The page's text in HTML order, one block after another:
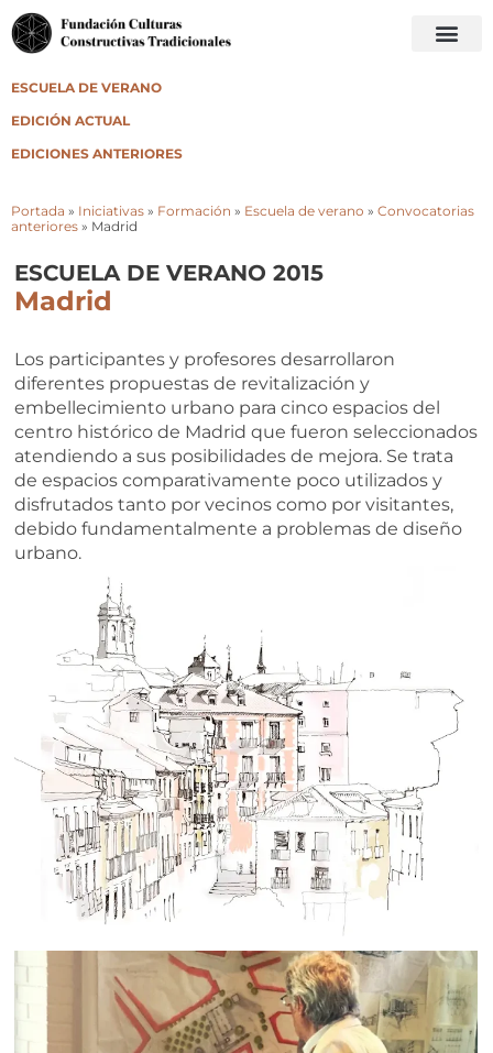
ESCUELA DE VERANO
EDICIÓN ACTUAL
EDICIONES ANTERIORES
Portada » Iniciativas » Formación » Escuela de verano » Convocatorias
anteriores » Madrid
ESCUELA DE VERANO 2015
Madrid
Los participantes y profesores desarrollaron
diferentes propuestas de revitalización y
embellecimiento urbano para cinco espacios del
centro histórico de Madrid que fueron seleccionados
atendiendo a sus posibilidades de mejora. Se trata
de espacios comparativamente poco utilizados y
disfrutados tanto por vecinos como por visitantes,
debido fundamentalmente a problemas de diseño
urbano.